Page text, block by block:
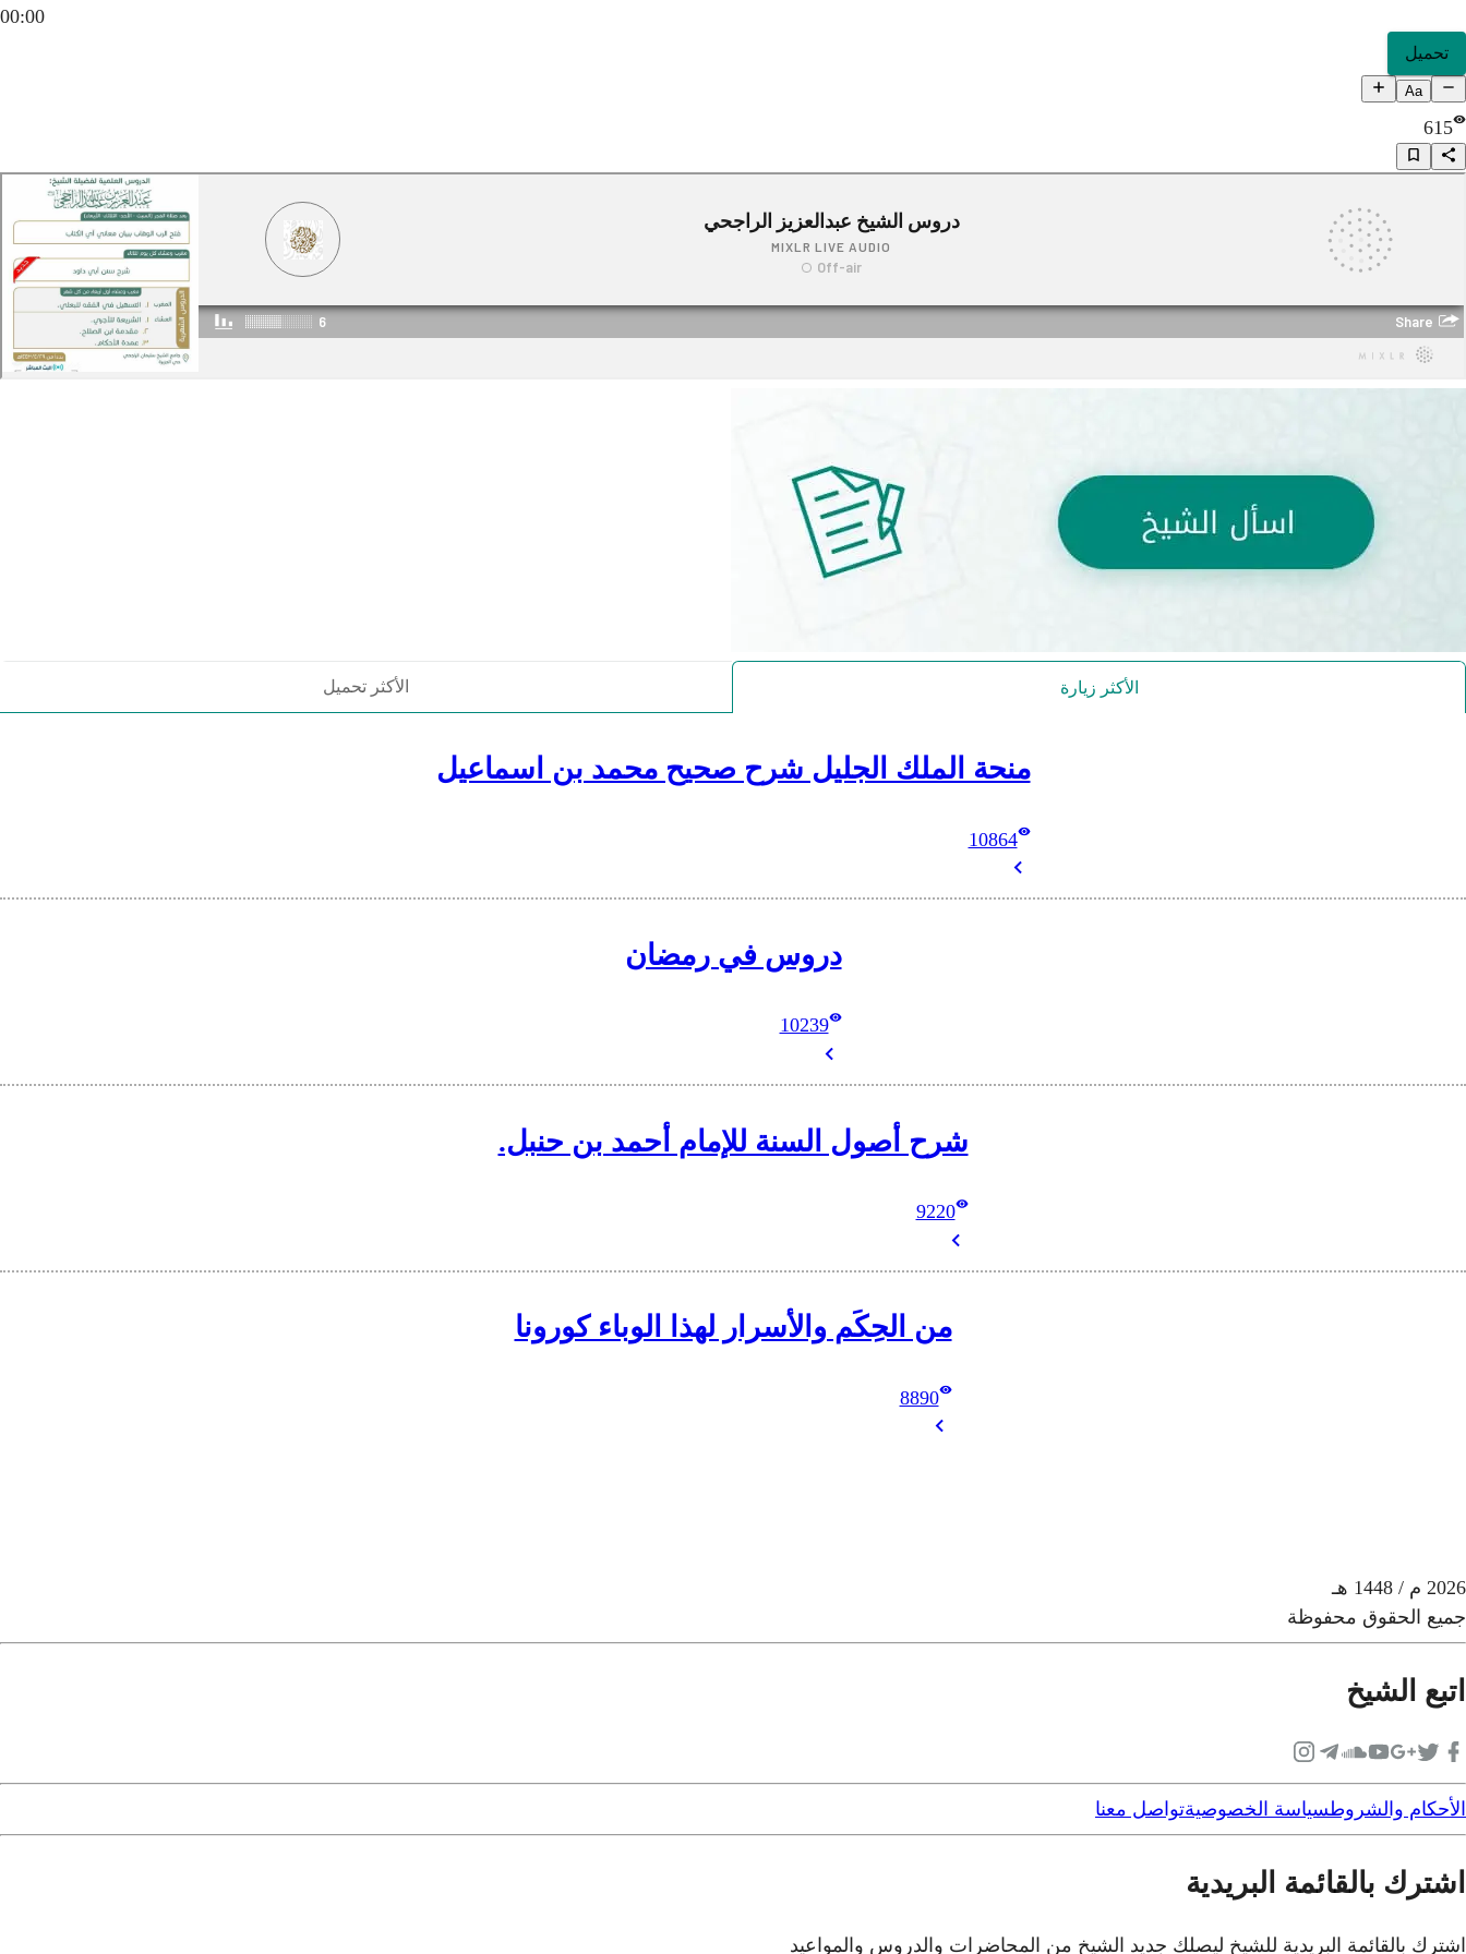
00:00
تحميل
Aa
615
الأكثر زيارة الأكثر تحميل
منحة الملك الجليل شرح صحيح محمد بن اسماعيل
10864
دروس في رمضان
10239
شرح أصول السنة للإمام أحمد بن حنبل.
9220
من الحِكَم والأسرار لهذا الوباء كورونا
8890
2026 م / 1448 هـ
جميع الحقوق محفوظة
اتبع الشيخ
الأحكام والشروطسياسة الخصوصيةتواصل معنا
اشترك بالقائمة البريدية
اشترك بالقائمة البريدية للشيخ ليصلك جديد الشيخ من المحاضرات والدروس والمواعيد